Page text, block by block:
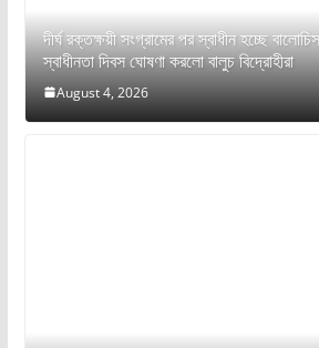
দীর্ঘ রক্তক্ষয়ী সংগ্রামের পর স্বাধীন হচ্ছে
স্বাধীনতা দিবস ঘোষণা করলো বালুচ বিদ্রোহীরা
August 4, 2026